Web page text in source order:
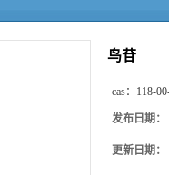
鸟苷
cas： 118-
发布日期：
更新日期：